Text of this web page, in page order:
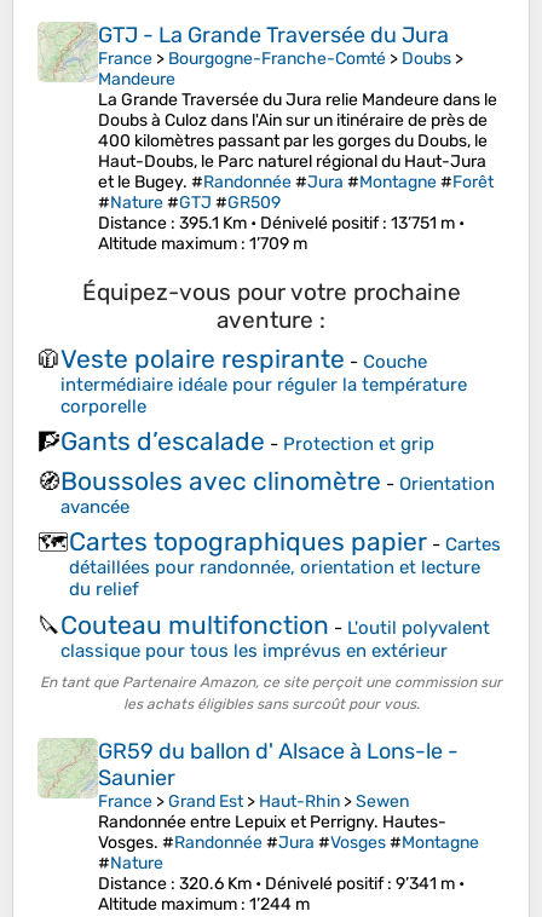
GTJ - La Grande Traversée du Jura
France > Bourgogne-Franche-Comté > Doubs >
Mandeure
La Grande Traversée du Jura relie Mandeure dans le
Doubs à Culoz dans l'Ain sur un itinéraire de près de
400 kilomètres passant par les gorges du Doubs, le
Haut-Doubs, le Parc naturel régional du Haut-Jura
et le Bugey. #Randonnée#Jura #Montagne#Forêt
#Nature#GTJ #GR509
Distance : 395.1 Km • Dénivelé positif: 13’751 m •
Altitude maximum : 1’709 m
Équipez-vous pour votre prochaine
aventure :
🧥Veste polaire respirante - Couche
intermédiaire idéale pour réguler la température
corporelle
🧗Gants d’escalade - Protection et grip
🧭Boussoles avec clinomètre - Orientation
avancée
🗺️Cartes topographiques papier - Cartes
détaillées pour randonnée, orientation et lecture
du relief
🔪Couteau multifonction - L'outil polyvalent
classique pour tous les imprévus en extérieur
En tant que Partenaire Amazon, ce site perçoit une commission sur
les achats éligibles sans surcoût pour vous.
GR59 du ballon d' Alsace à Lons-le -
Saunier
France >Grand Est> Haut-Rhin >Sewen
Randonnée entre Lepuix et Perrigny. Hautes-
Vosges. #Randonnée#Jura #Vosges#Montagne
#Nature
Distance : 320.6 Km • Dénivelé positif: 9’341 m •
Altitude maximum : 1’244 m